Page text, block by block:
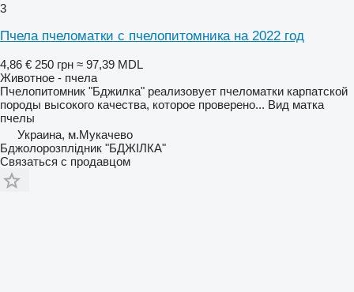
3
Пчела пчеломатки с пчелопитомника на 2022 год
4,86 € 250 грн ≈ 97,39 MDL
Животное - пчела
Пчелопитомник "Бджилка" реализовует пчеломатки карпатской
породы высокого качества, которое проверено... Вид матка
пчелы
Украина, м.Мукачево
Бджолорозплідник "БДЖІЛКА"
Связаться с продавцом